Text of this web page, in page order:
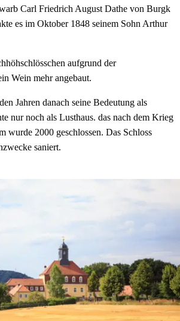
Carl Friedrich August Dathe von Burgk
es im Oktober 1848 seinem Sohn Arthur
aufgrund der
Wein mehr angebaut.
Jahren danach seine Bedeutung als
nur noch als Lusthaus. das nach dem Krieg
wurde 2000 geschlossen. Das Schloss
saniert.